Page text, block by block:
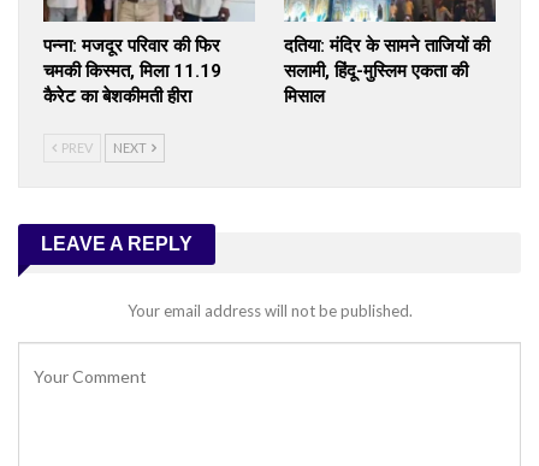
पन्ना: मजदूर परिवार की फिर
चमकी किस्मत, मिला 11.19
कैरेट का बेशकीमती हीरा
दतिया: मंदिर के सामने ताजियों की
सलामी, हिंदू-मुस्लिम एकता की
मिसाल
PREV NEXT
LEAVE A REPLY
Your email address will not be published.